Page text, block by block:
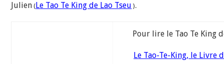
Julien (Le Tao Te King de Lao Tseu ).
Pour lire le Tao Te King
Le Tao-Te-King, le Livre